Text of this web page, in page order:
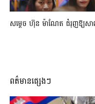
សម្តេច ហ៊ុន ម៉ាណែត ជំរុញឱ្យស
ពត៌មានផ្សេងៗ